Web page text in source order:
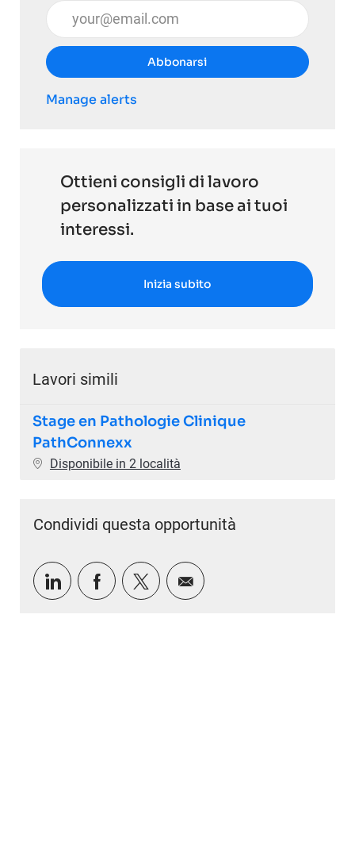
Inserisci l'indirizzo email (obbligatorio)
Abbonarsi
Manage alerts
Ottieni consigli di lavoro
personalizzati in base ai tuoi
interessi.
Inizia subito
Lavori simili
Stage en Pathologie Clinique
PathConnexx
Disponibile in 2 località
Condividi questa opportunità
Condividi tramite LinkedIn
Condividi tramite Facebook
Condividi via twitter
Condividi via e-mail